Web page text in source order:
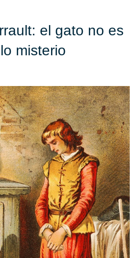
el gato no es
misterio